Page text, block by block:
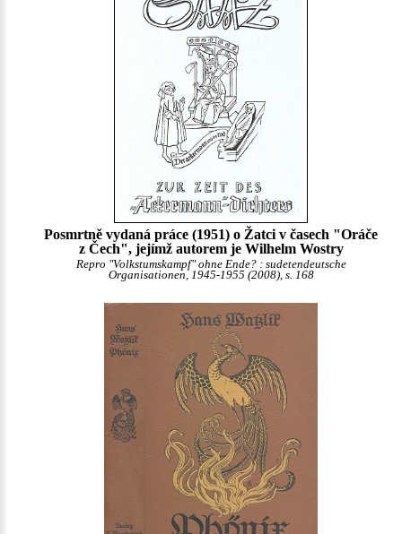
Posmrtně vydaná práce (1951) o Žatci v časech "Oráče
z Čech", jejímž autorem je Wilhelm Wostry
Repro "Volkstumskampf" ohne Ende? : sudetendeutsche
Organisationen, 1945-1955 (2008), s. 168